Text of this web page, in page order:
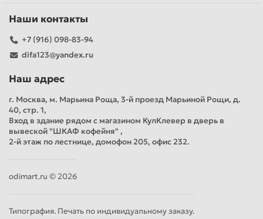
Наши контакты
+7 (916) 098-83-94
difa123@yandex.ru
Наш адрес
г. Москва, м. Марьина Роща, 3-й проезд Марьиной Рощи, д.
40, стр. 1,
Вход в здание рядом с магазином КулКлевер в дверь в
вывеской "ШКАФ кофейня" ,
2-й этаж по лестнице, домофон 205, офис 232.
odimart.ru © 2026
Типография. Печать по индивидуальному заказу.